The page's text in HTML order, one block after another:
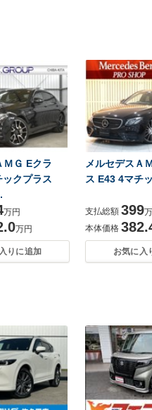
ＭＧ Eクラ
クプラス
万円
万円
りに追加
メルセデスＡ
ス E43 4マチ
支払総額 399
本体価格
お気に入